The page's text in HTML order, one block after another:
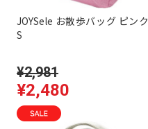
JOYSele お散歩バッグ ピンク
S
¥2,981
¥2,480